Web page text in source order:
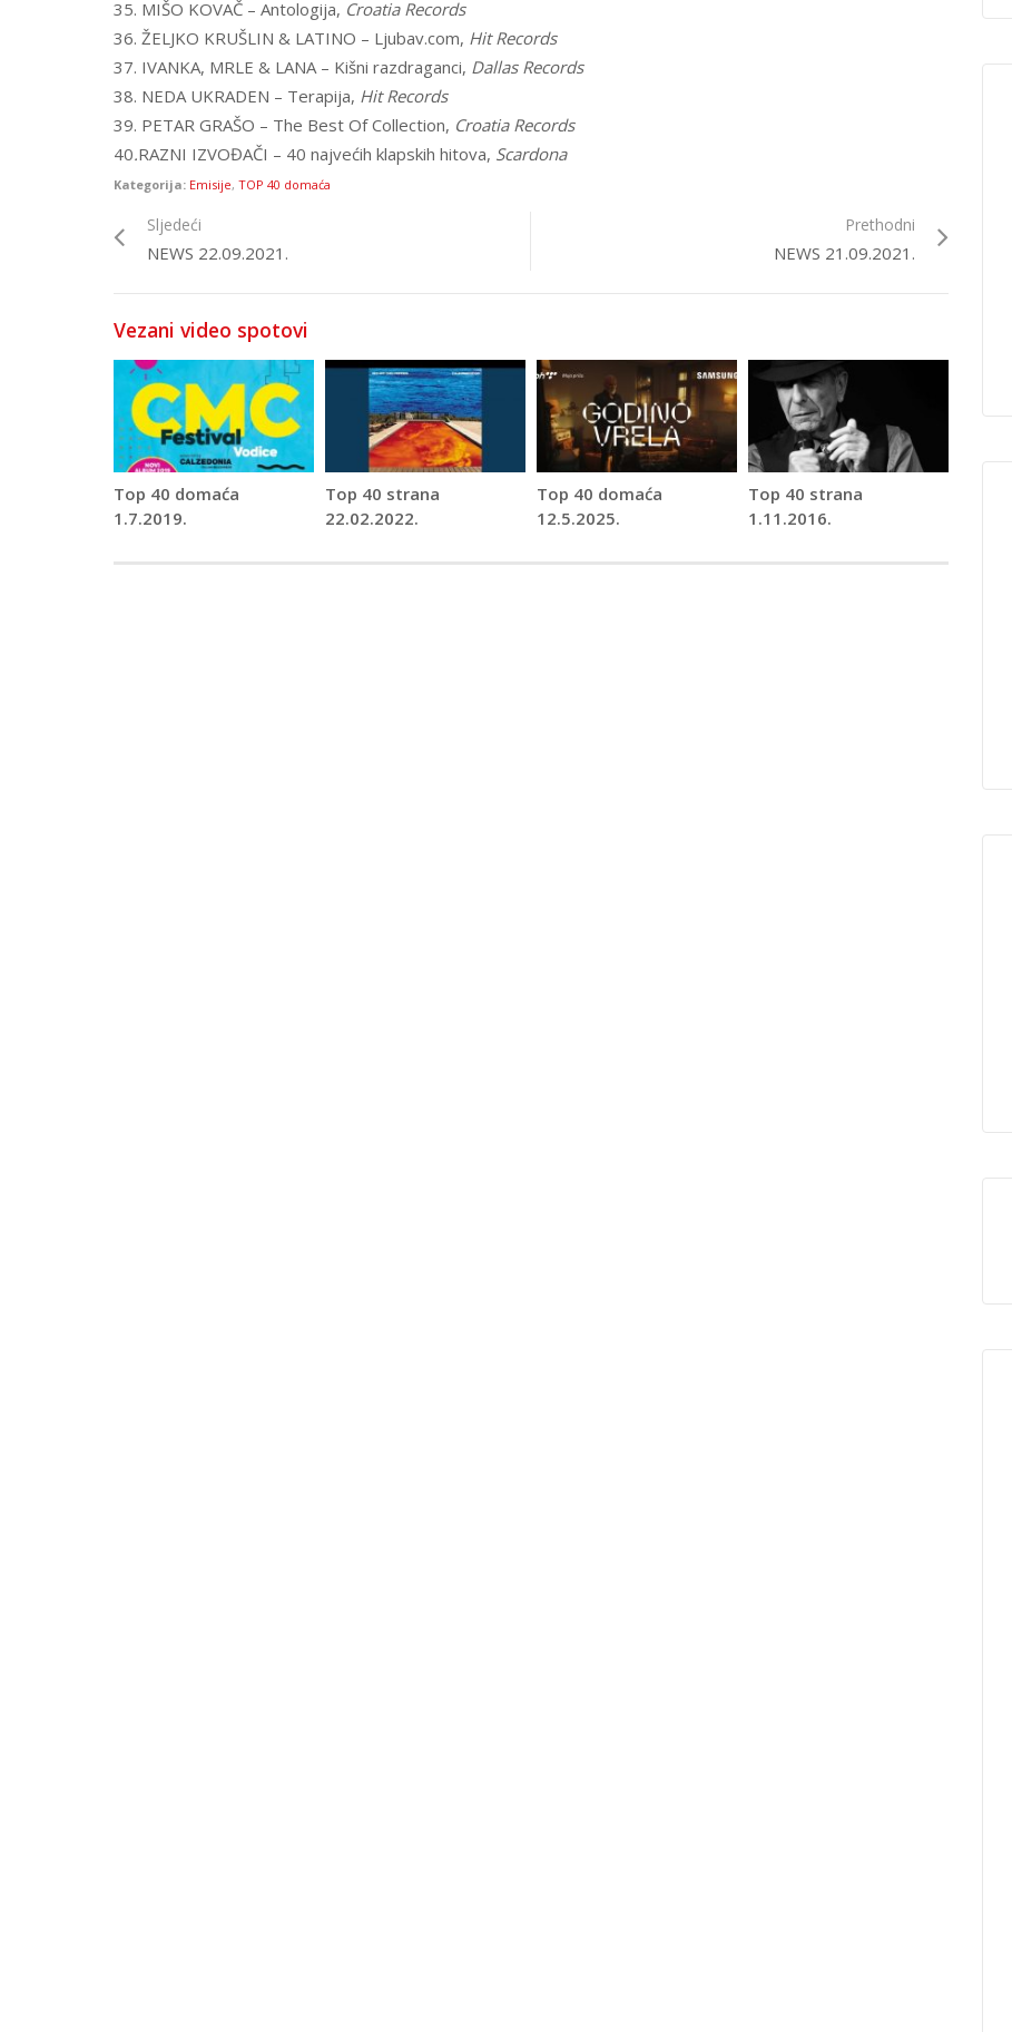
35. MIŠO KOVAČ – Antologija, Croatia Records
36. ŽELJKO KRUŠLIN & LATINO – Ljubav.com, Hit Records
37. IVANKA, MRLE & LANA – Kišni razdraganci, Dallas Records
38. NEDA UKRADEN – Terapija, Hit Records
39. PETAR GRAŠO – The Best Of Collection, Croatia Records
40.RAZNI IZVOĐAČI – 40 najvećih klapskih hitova, Scardona
Kategorija: Emisije, TOP 40 domaća
Sljedeći
NEWS 22.09.2021.
Prethodni
NEWS 21.09.2021.
Vezani video spotovi
Top 40 domaća
1.7.2019.
Top 40 strana
22.02.2022.
Top 40 domaća
12.5.2025.
Top 40 strana
1.11.2016.